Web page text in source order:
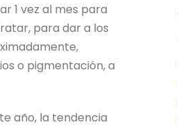
1 vez al mes para
para dar a los
o pigmentación, a
año, la tendencia